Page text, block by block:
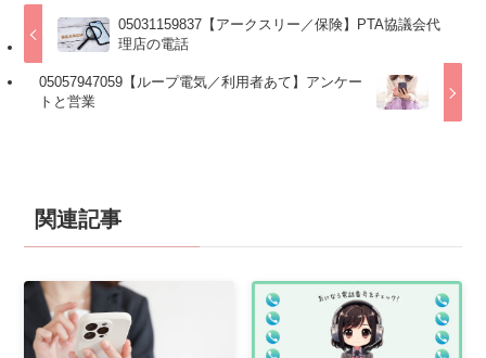
05031159837【アークスリー／保険】PTA協議会代
理店の電話
05057947059【ループ電気／利用者あて】アンケー
トと営業
関連記事